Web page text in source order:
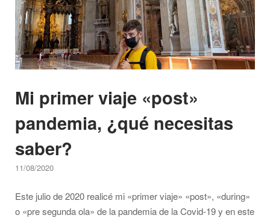
moverse,
ruta,
alojamiento,
¡y
Mi primer viaje «post»
pandemia, ¿qué necesitas
saber?
11/08/2020
Este julio de 2020 realicé mi «primer viaje» «post», «during»
o «pre segunda ola» de la pandemia de la Covid-19 y en este